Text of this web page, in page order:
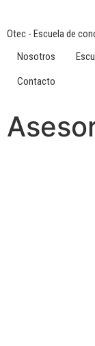
Otec - Escuela de
Nosotros
Contacto